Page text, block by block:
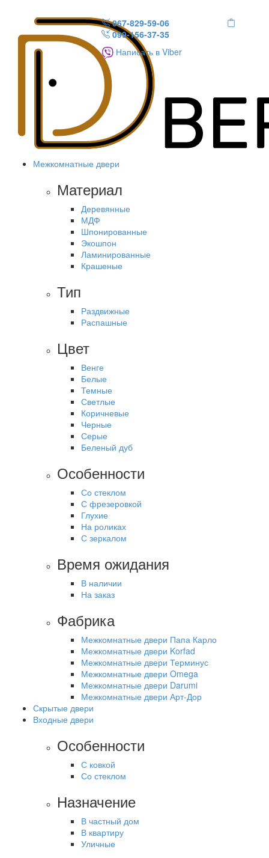
067-829-59-06
099-156-37-35
Написать в Viber
Межкомнатные двери
Материал
Деревянные
МДФ
Шпонированные
Экошпон
Ламинированные
Крашеные
Тип
Раздвижные
Распашные
Цвет
Венге
Белые
Темные
Светлые
Коричневые
Черные
Серые
Беленый дуб
Особенности
Со стеклом
С фрезеровкой
Глухие
На роликах
С зеркалом
Время ожидания
В наличии
На заказ
Фабрика
Межкомнатные двери Папа Карло
Межкомнатные двери Korfad
Межкомнатные двери Терминус
Межкомнатные двери Omega
Межкомнатные двери Darumi
Межкомнатные двери Арт-Дор
Скрытые двери
Входные двери
Особенности
С ковкой
Со стеклом
Назначение
В частный дом
В квартиру
Уличные